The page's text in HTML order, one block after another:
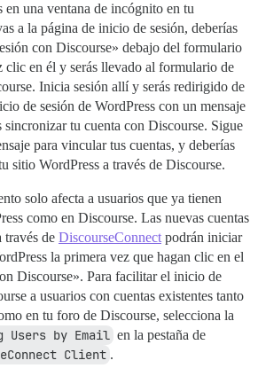
una ventana de incógnito en tu
a la página de inicio de sesión, deberías
con Discourse» debajo del formulario
clic en él y serás llevado al formulario de
Inicia sesión allí y serás redirigido de
de sesión de WordPress con un mensaje
sincronizar tu cuenta con Discourse. Sigue
para vincular tus cuentas, y deberías
sitio WordPress a través de Discourse.
solo afecta a usuarios que ya tienen
como en Discourse. Las nuevas cuentas
través de DiscourseConnect podrán iniciar
la primera vez que hagan clic en el
Discourse». Para facilitar el inicio de
a usuarios con cuentas existentes tanto
en tu foro de Discourse, selecciona la
Users by Email en la pestaña de
Client .